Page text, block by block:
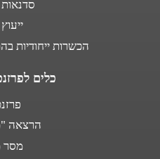
סדנאות
הכשרות ייחודיות
כלים
הרצאה
מסר